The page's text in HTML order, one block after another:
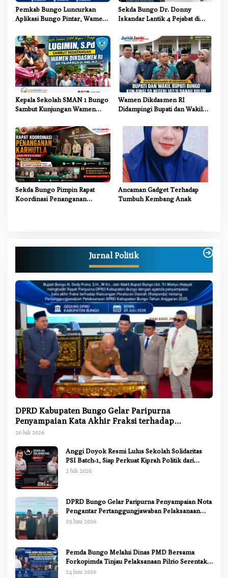
Pemkab Bungo Luncurkan
Aplikasi Bungo Pintar, Wamen
Pendidikan yang Progresif
Sekda Bungo Dr. Donny
Iskandar Lantik 4 Pejabat di
Kepala Sekolah SMAN 1 Bungo
Sambut Kunjungan Wamen
PJJ untuk Anak Putus Sekolah
Wamen Dikdasmen RI
Didampingi Bupati dan Wakil
SD Negeri 107/II Danau Buluh
Sekda Bungo Pimpin Rapat
Koordinasi Penanganan
Ancaman Gadget Terhadap
Tumbuh Kembang Anak
Jurnal Politik
DPRD Kabupaten Bungo Gelar Paripurna
Penyampaian Kata Akhir Fraksi terhadap
Ranperda Pertanggungjawaban APBD 2025
20 Juli 2026
Anggi Doyok Resmi Lulus Sekolah Solidaritas
PSI Batch-1, Siap Perkuat Kiprah Politik dari
Daerah
2 Juli 2026
DPRD Bungo Gelar Paripurna Penyampaian Nota
Pengantar Pertanggungjawaban Pelaksanaan
APBD 2025
29 Juni 2026
Pemda Bungo Melalui Dinas PMD Bersama
Forkopimda Tinjau Pelaksanaan Pilrio Serentak
2026
24 Juni 2026